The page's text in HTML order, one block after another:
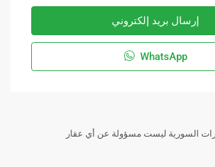
إرسال بريد إلكتروني
WhatsApp
السورية ليست مسؤولة عن أي عقار